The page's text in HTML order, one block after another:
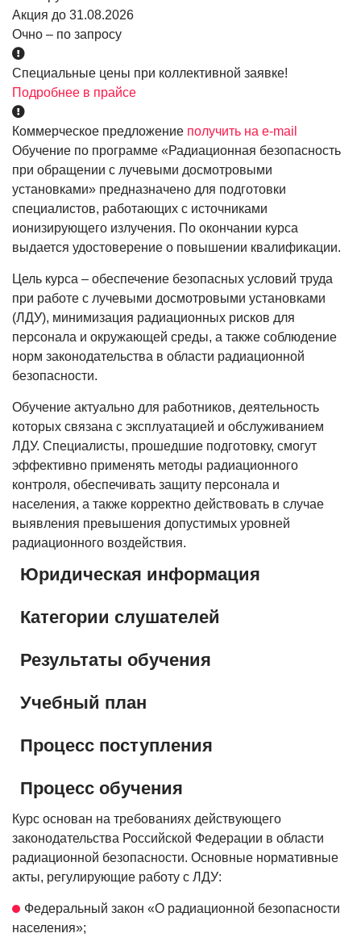
Акция до 31.08.2026
Очно – по запросу
Специальные цены при коллективной заявке!
Подробнее в прайсе
Коммерческое предложение получить на e-mail
Обучение по программе «Радиационная безопасность
при обращении с лучевыми досмотровыми
установками» предназначено для подготовки
специалистов, работающих с источниками
ионизирующего излучения. По окончании курса
выдается удостоверение о повышении квалификации.
Цель курса – обеспечение безопасных условий труда
при работе с лучевыми досмотровыми установками
(ЛДУ), минимизация радиационных рисков для
персонала и окружающей среды, а также соблюдение
норм законодательства в области радиационной
безопасности.
Обучение актуально для работников, деятельность
которых связана с эксплуатацией и обслуживанием
ЛДУ. Специалисты, прошедшие подготовку, смогут
эффективно применять методы радиационного
контроля, обеспечивать защиту персонала и
населения, а также корректно действовать в случае
выявления превышения допустимых уровней
радиационного воздействия.
Юридическая информация
Курс основан на требованиях действующего
законодательства Российской Федерации в области
радиационной безопасности. Основные нормативные
акты, регулирующие работу с ЛДУ:
Федеральный закон «О радиационной безопасности
населения»;
Категории слушателей
Результаты обучения
Учебный план
Процесс поступления
Процесс обучения